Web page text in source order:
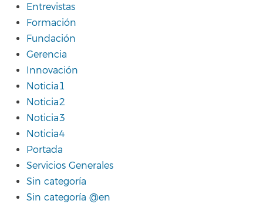
Entrevistas
Formación
Fundación
Gerencia
Innovación
Noticia1
Noticia2
Noticia3
Noticia4
Portada
Servicios Generales
Sin categoría
Sin categoría @en